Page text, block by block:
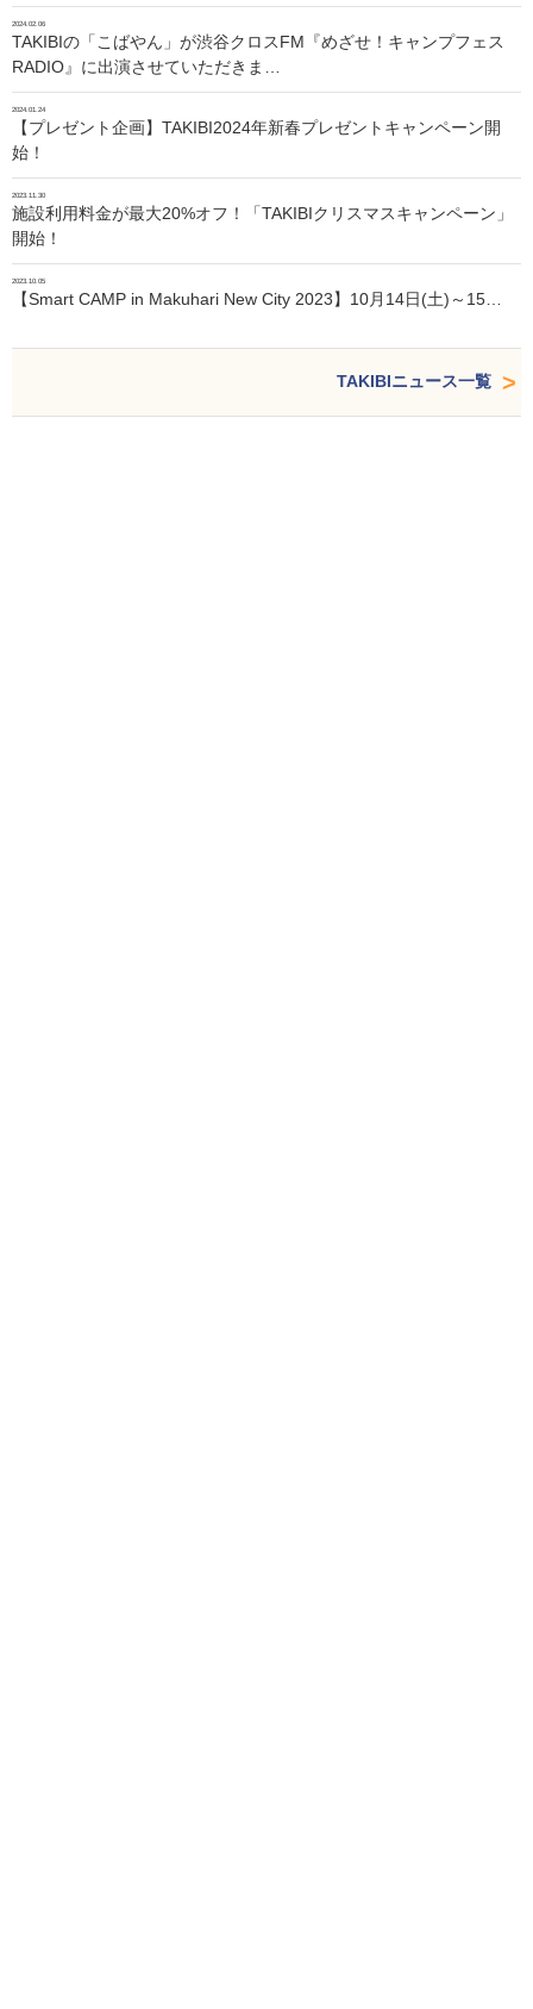
2024.02.06
TAKIBIの「こばやん」が渋谷クロスFM『めざせ！キャンプフェス
RADIO』に出演させていただきま…
2024.01.24
【プレゼント企画】TAKIBI2024年新春プレゼントキャンペーン開
始！
2023.11.30
施設利用料金が最大20%オフ！「TAKIBIクリスマスキャンペーン」
開始！
2023.10.05
【Smart CAMP in Makuhari New City 2023】10月14日(土)～15…
TAKIBIニュース一覧